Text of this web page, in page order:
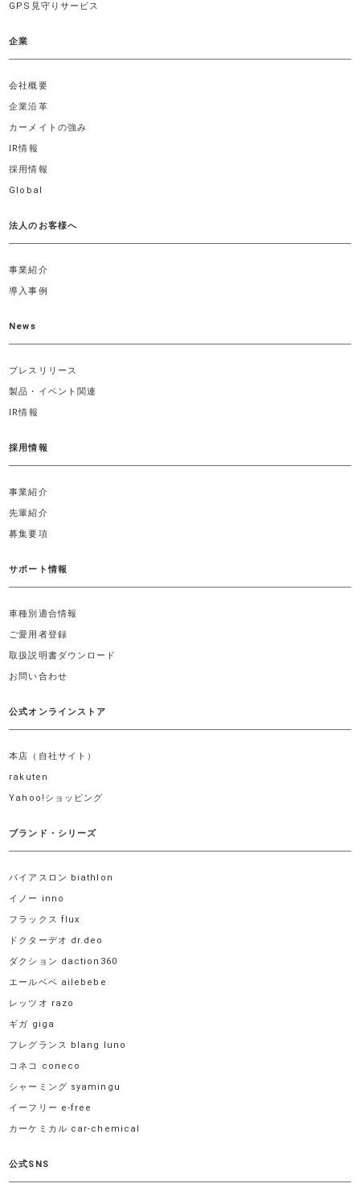
GPS見守りサービス
企業
会社概要
企業沿革
カーメイトの強み
IR情報
採用情報
Global
法人のお客様へ
事業紹介
導入事例
News
プレスリリース
製品・イベント関連
IR情報
採用情報
事業紹介
先輩紹介
募集要項
サポート情報
車種別適合情報
ご愛用者登録
取扱説明書ダウンロード
お問い合わせ
公式オンラインストア
本店（自社サイト）
rakuten
Yahoo!ショッピング
ブランド・シリーズ
バイアスロン biathlon
イノー inno
フラックス flux
ドクターデオ dr.deo
ダクション daction360
エールベベ ailebebe
レッツオ razo
ギガ giga
フレグランス blang luno
コネコ coneco
シャーミング syamingu
イーフリー e-free
カーケミカル car-chemical
公式SNS